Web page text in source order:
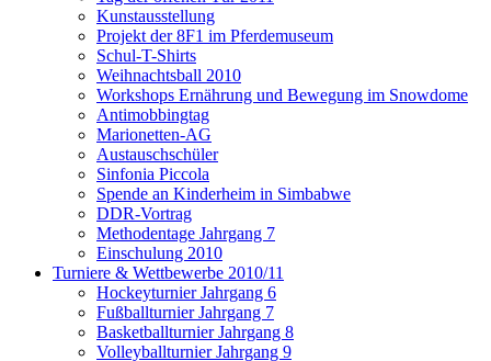
Kunstausstellung
Projekt der 8F1 im Pferdemuseum
Schul-T-Shirts
Weihnachtsball 2010
Workshops Ernährung und Bewegung im Snowdome
Antimobbingtag
Marionetten-AG
Austauschschüler
Sinfonia Piccola
Spende an Kinderheim in Simbabwe
DDR-Vortrag
Methodentage Jahrgang 7
Einschulung 2010
Turniere & Wettbewerbe 2010/11
Hockeyturnier Jahrgang 6
Fußballturnier Jahrgang 7
Basketballturnier Jahrgang 8
Volleyballturnier Jahrgang 9